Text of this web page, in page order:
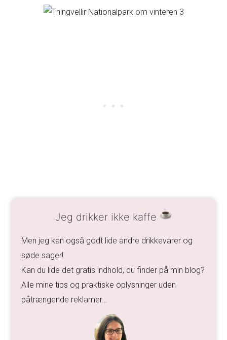
Jeg drikker ikke kaffe
Men jeg kan også godt lide andre drikkevarer og
søde sager!
Kan du lide det gratis indhold, du finder på min blog?
Alle mine tips og praktiske oplysninger uden
påtrængende reklamer…